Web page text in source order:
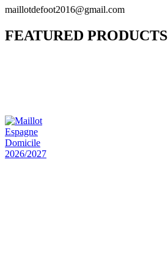
maillotdefoot2016@gmail.com
FEATURED PRODUCTS